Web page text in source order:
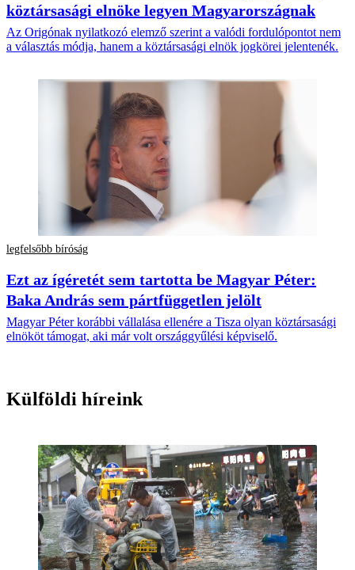
köztársasági elnöke legyen Magyarországnak
Az Origónak nyilatkozó elemző szerint a valódi fordulópontot nem
a választás módja, hanem a köztársasági elnök jogkörei jelentenék.
legfelsőbb bíróság
Ezt az ígéretét sem tartotta be Magyar Péter:
Baka András sem pártfüggetlen jelölt
Magyar Péter korábbi vállalása ellenére a Tisza olyan köztársasági
elnököt támogat, aki már volt országgyűlési képviselő.
Külföldi híreink